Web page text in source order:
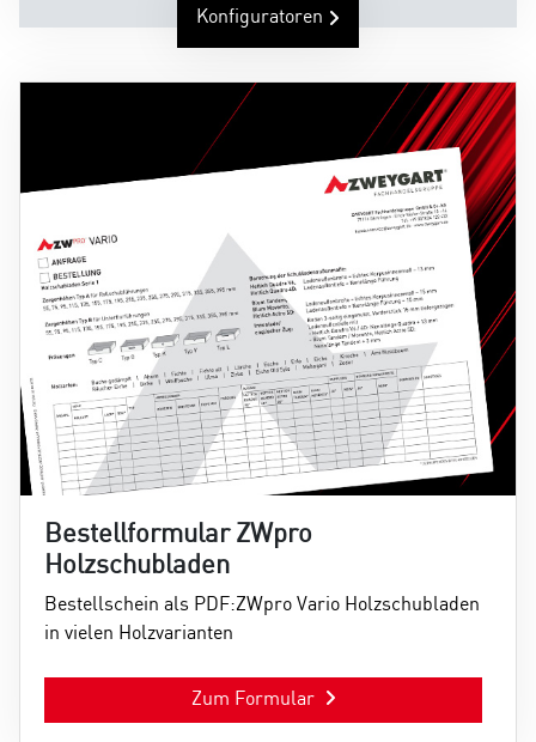
Schritt-für-Schritt zum passenden Produkt. Auch
bei komplexen Artikeln.
Konfiguratoren
Bestellformular ZWpro
Holzschubladen
Bestellschein als PDF:ZWpro Vario Holzschubladen
in vielen Holzvarianten
Zum Formular